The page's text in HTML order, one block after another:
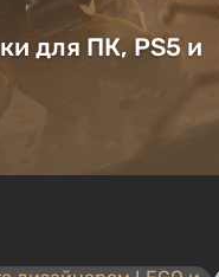
для ПК, PS5 и